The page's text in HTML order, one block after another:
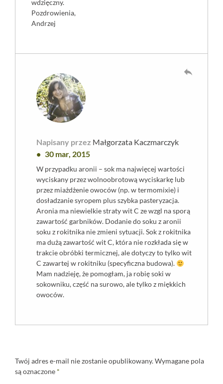
wdzięczny.
Pozdrowienia,
Andrzej
Napisany przez Małgorzata Kaczmarczyk
30 mar, 2015
W przypadku aronii – sok ma najwięcej wartości
wyciskany przez wolnoobrotową wyciskarkę lub
przez miażdżenie owoców (np. w termomixie) i
dosładzanie syropem plus szybka pasteryzacja.
Aronia ma niewielkie straty wit C ze wzgl na sporą
zawartość garbników. Dodanie do soku z aronii
soku z rokitnika nie zmieni sytuacji. Sok z rokitnika
ma dużą zawartość wit C, która nie rozkłada się w
trakcie obróbki termicznej, ale dotyczy to tylko wit
C zawartej w rokitniku (specyficzna budowa).
Mam nadzieję, że pomogłam, ja robię soki w
sokowniku, część na surowo, ale tylko z miękkich
owoców.
reply
Twój adres e-mail nie zostanie opublikowany.Wymagane pola
są oznaczone *